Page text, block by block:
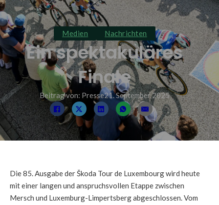
Medien Nachrichten
Ein spektakuläres
Finale
Beitrag von: Presse21. September 2025
Die 85. Ausgabe der Škoda Tour de Luxembourg wird heute
mit einer langen und anspruchsvollen Etappe zwischen
Mersch und Luxemburg-Limpertsberg abgeschlossen. Vom